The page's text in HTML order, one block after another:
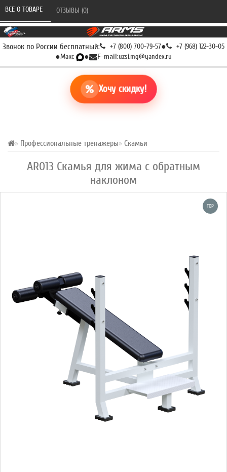
Звонок по России бесплатный: +7 (800) 700-79-57● +7 (968) 122-30-05
●Макс ● E-mail:uzsi.mg@yandex.ru
Хочу скидку!
Профессиональные тренажеры Скамьи
AR013 Скамья для жима с обратным
наклоном
ВСЕ О ТОВАРЕ ОТЗЫВЫ (0)
TOP